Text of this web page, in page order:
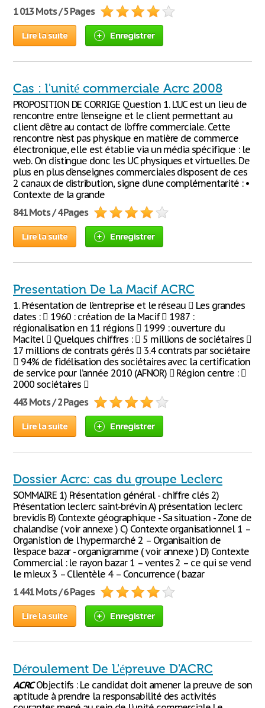
1 013 Mots / 5 Pages
Lire la suite Enregistrer
Cas : l'unité commerciale Acrc 2008
PROPOSITION DE CORRIGE Question 1. L’UC est un lieu de
rencontre entre l’enseigne et le client permettant au
client d’être au contact de l’offre commerciale. Cette
rencontre n’est pas physique en matière de commerce
électronique, elle est établie via un média spécifique : le
web. On distingue donc les UC physiques et virtuelles. De
plus en plus d’enseignes commerciales disposent de ces
2 canaux de distribution, signe d’une complémentarité : •
Contexte de la grande
841 Mots / 4 Pages
Lire la suite Enregistrer
Presentation De La Macif ACRC
1. Présentation de l’entreprise et le réseau  Les grandes
dates :  1960 : création de la Macif  1987 :
régionalisation en 11 régions  1999 : ouverture du
Macitel  Quelques chiffres :  5 millions de sociétaires 
17 millions de contrats gérés  3.4 contrats par sociétaire
 94% de fidélisation des sociétaires avec la certification
de service pour l’année 2010 (AFNOR)  Région centre : 
2000 sociétaires 
443 Mots / 2 Pages
Lire la suite Enregistrer
Dossier Acrc: cas du groupe Leclerc
SOMMAIRE 1) Présentation général - chiffre clés 2)
Présentation leclerc saint-brévin A) présentation leclerc
brevidis B) Contexte géographique - Sa situation - Zone de
chalandise ( voir annexe ) C) Contexte organisationnel 1 –
Organistion de l'hypermarché 2 – Organisaition de
l'espace bazar - organigramme ( voir annexe ) D) Contexte
Commercial : le rayon bazar 1 – ventes 2 – ce qui se vend
le mieux 3 – Clientèle 4 – Concurrence ( bazar
1 441 Mots / 6 Pages
Lire la suite Enregistrer
Déroulement De L'épreuve D'ACRC
ACRCObjectifs : Le candidat doit amener la preuve de son
aptitude à prendre la responsabilité des activités